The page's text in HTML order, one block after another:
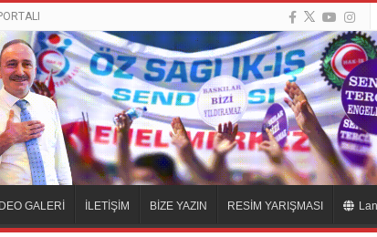
GALERİ İLETİŞİM BİZE YAZIN RESİM YARIŞMASI